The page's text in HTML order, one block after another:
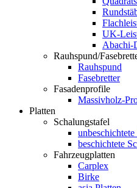
UK-
Abachi-
Rauhspund/
Rauhspund
Fasebretter
Fasadenprofile
Massivholz-
Platten
Schalungstafel
beschichtete
Fahrzeugplatten
Carplex
Birke